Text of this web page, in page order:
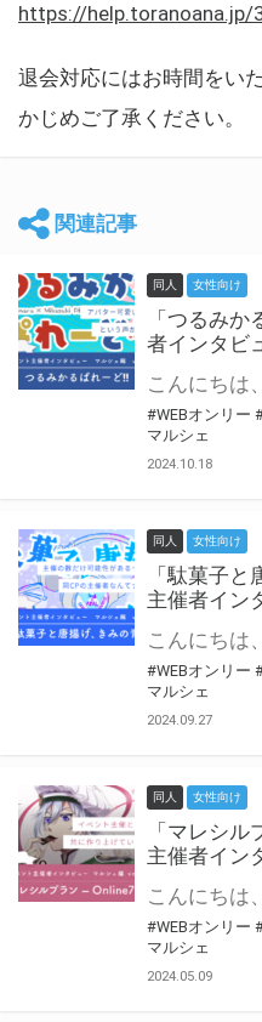
https://help.toranoana.jp/
退会対応にはお時間をい
かじめご了承ください。
関連記事
同人 女性向け
「つるみか
者インタビ
#WEBオンリー
マルシェ
2024.10.18
同人 女性向け
「駄菓子
主催者イン
#WEBオンリー
マルシェ
2024.09.27
同人 女性向け
「マレシ
主催者イン
#WEBオンリー
マルシェ
2024.05.09